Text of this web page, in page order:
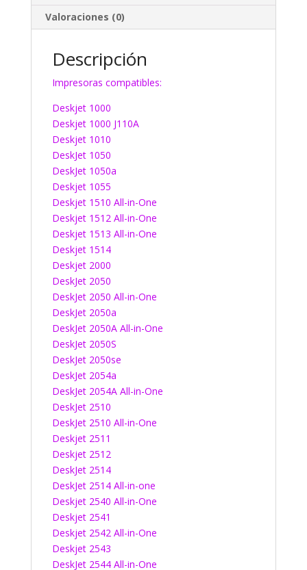
Valoraciones (0)
Descripción
Impresoras compatibles:
Deskjet 1000
Deskjet 1000 J110A
Deskjet 1010
DeskJet 1050
DeskJet 1050a
Deskjet 1055
Deskjet 1510 All-in-One
Deskjet 1512 All-in-One
Deskjet 1513 All-in-One
Deskjet 1514
Deskjet 2000
DeskJet 2050
DeskJet 2050 All-in-One
DeskJet 2050a
DeskJet 2050A All-in-One
DeskJet 2050S
DeskJet 2050se
DeskJet 2054a
DeskJet 2054A All-in-One
DeskJet 2510
DeskJet 2510 All-in-One
Deskjet 2511
Deskjet 2512
DeskJet 2514
DeskJet 2514 All-in-one
Deskjet 2540 All-in-One
Deskjet 2541
Deskjet 2542 All-in-One
Deskjet 2543
DeskJet 2544 All-in-One